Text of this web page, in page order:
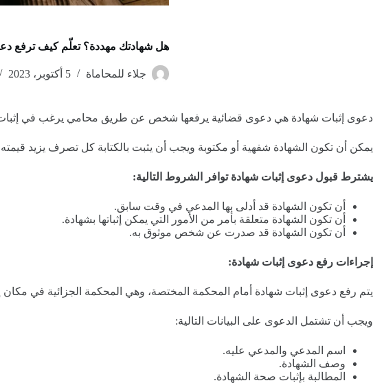
هل شهادتك مهددة؟ تعلّم كيف ترفع
جلاء للمحاماة 5 أكتوبر، 2023
دعوى إثبات شهادة هي دعوى قضائية يرفعها شخص عن طريق محامي يرغب في
يمكن أن تكون الشهادة شفهية أو مكتوبة ويجب أن يثبت بالكتابة كل تصرف يزيد قيمته عن 100 ألف ريال، ويمكن أن تكون أدلى بها أمام المحكمة أو في أي
يشترط قبول دعوى إثبات شهادة توافر الشروط التالية:
أن تكون الشهادة قد أدلى بها المدعي في وقت سابق.
أن تكون الشهادة متعلقة بأمر من الأمور التي يمكن إثباتها بشهادة.
أن تكون الشهادة قد صدرت عن شخص موثوق به.
إجراءات رفع دعوى إثبات شهادة:
يتم رفع دعوى إثبات شهادة أمام المحكمة المختصة، وهي المحكمة الجزائية في مكان
ويجب أن تشتمل الدعوى على البيانات التالية:
اسم المدعي والمدعي عليه.
وصف الشهادة.
المطالبة بإثبات صحة الشهادة.